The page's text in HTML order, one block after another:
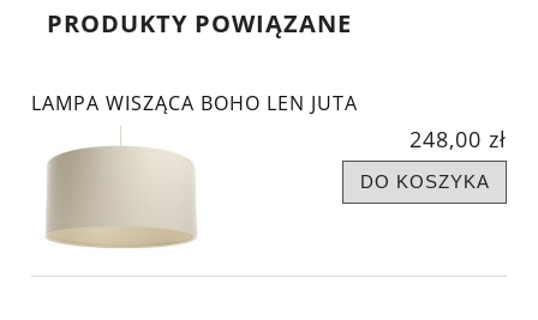
PRODUKTY POWIĄZANE
LAMPA WISZĄCA BOHO LEN JUTA
248,00 zł
DO KOSZYKA